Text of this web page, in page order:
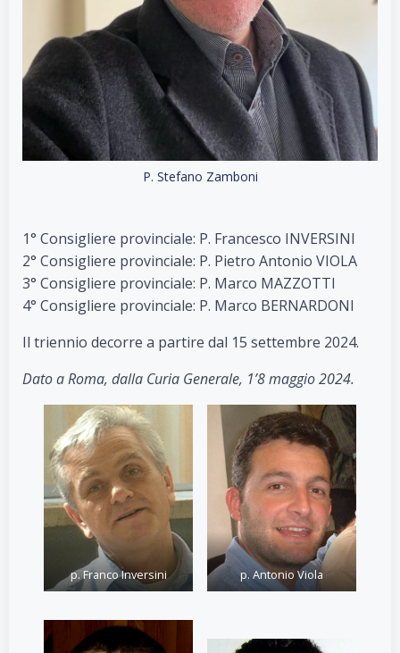
P. Stefano Zamboni
1° Consigliere provinciale: P. Francesco INVERSINI
2° Consigliere provinciale: P. Pietro Antonio VIOLA
3° Consigliere provinciale: P. Marco MAZZOTTI
4° Consigliere provinciale: P. Marco BERNARDONI
Il triennio decorre a partire dal 15 settembre 2024.
Dato a Roma, dalla Curia Generale, 1’8 maggio 2024.
p. Franco Inversini p. Antonio Viola